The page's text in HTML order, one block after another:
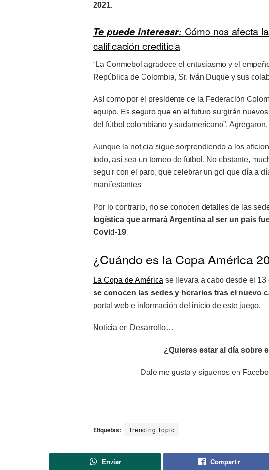
2021.
Te puede interesar: Cómo nos afecta
calificación crediticia
“La Conmebol agradece el entusiasmo y el
República de Colombia, Sr. Iván Duque y sus
Así como por el presidente de la Federación
equipo. Es seguro que en el futuro surgirán
del fútbol colombiano y sudamericano”. Agregaron.
Aunque la noticia sigue sorprendiendo a los
todo, así sea un torneo de futbol. No obstante,
seguir con el paro, que celebrar un gol que día a
manifestantes.
Por lo contrario, no se conocen detalles de las
logística que armará Argentina al ser un país
Covid-19.
¿Cuándo es la Copa América
La Copa de América se llevara a cabo desde el
se conocen las sedes y horarios tras el nuevo
portal web e información del inicio de este juego.
Noticia en Desarrollo…
¿Quieres estar al día sobre
Dale me gusta y síguenos en
Etiquetas: Trending Topic
Enviar Compartir